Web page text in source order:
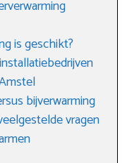
is geschikt?
bijverwarming
vragen